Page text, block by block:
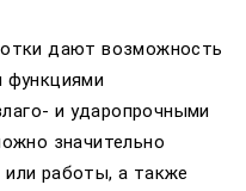
дают возможность
функциями
и ударопрочными
значительно
работы, а также